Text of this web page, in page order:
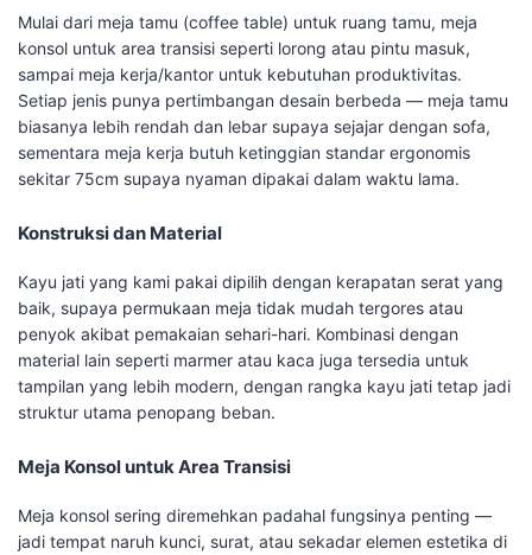
Mulai dari meja tamu (coffee table) untuk ruang tamu, meja
konsol untuk area transisi seperti lorong atau pintu masuk,
sampai meja kerja/kantor untuk kebutuhan produktivitas.
Setiap jenis punya pertimbangan desain berbeda — meja tamu
biasanya lebih rendah dan lebar supaya sejajar dengan sofa,
sementara meja kerja butuh ketinggian standar ergonomis
sekitar 75cm supaya nyaman dipakai dalam waktu lama.
Konstruksi dan Material
Kayu jati yang kami pakai dipilih dengan kerapatan serat yang
baik, supaya permukaan meja tidak mudah tergores atau
penyok akibat pemakaian sehari-hari. Kombinasi dengan
material lain seperti marmer atau kaca juga tersedia untuk
tampilan yang lebih modern, dengan rangka kayu jati tetap jadi
struktur utama penopang beban.
Meja Konsol untuk Area Transisi
Meja konsol sering diremehkan padahal fungsinya penting —
jadi tempat naruh kunci, surat, atau sekadar elemen estetika di